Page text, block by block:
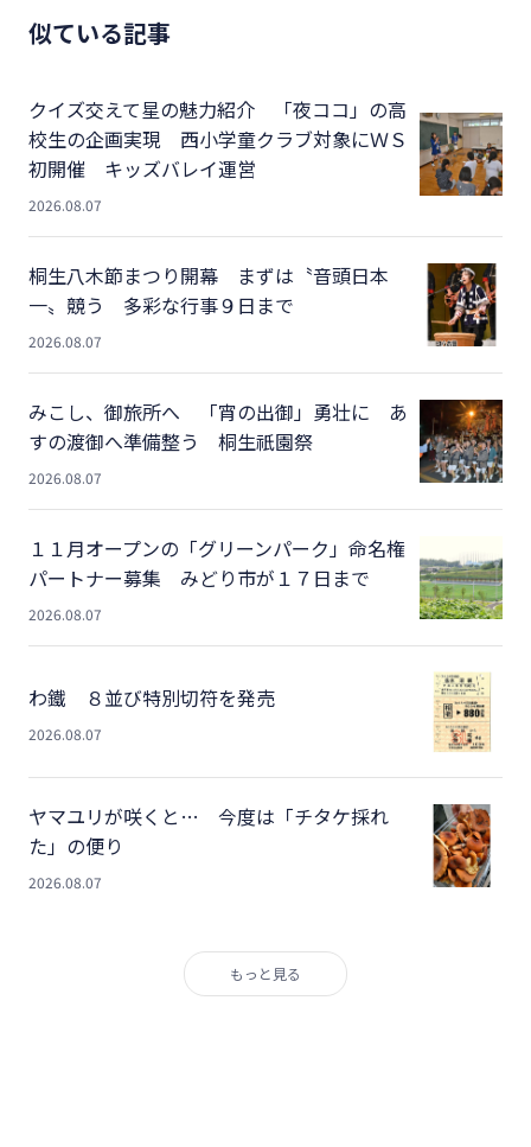
似ている記事
クイズ交えて星の魅力紹介 「夜ココ」の高
校生の企画実現 西小学童クラブ対象にＷＳ
初開催 キッズバレイ運営
2026.08.07
桐生八木節まつり開幕 まずは〝音頭日本
一〟競う 多彩な行事９日まで
2026.08.07
みこし、御旅所へ 「宵の出御」勇壮に あ
すの渡御へ準備整う 桐生祇園祭
2026.08.07
１１月オープンの「グリーンパーク」命名権
パートナー募集 みどり市が１７日まで
2026.08.07
わ鐵 ８並び特別切符を発売
2026.08.07
ヤマユリが咲くと… 今度は「チタケ採れ
た」の便り
2026.08.07
もっと見る